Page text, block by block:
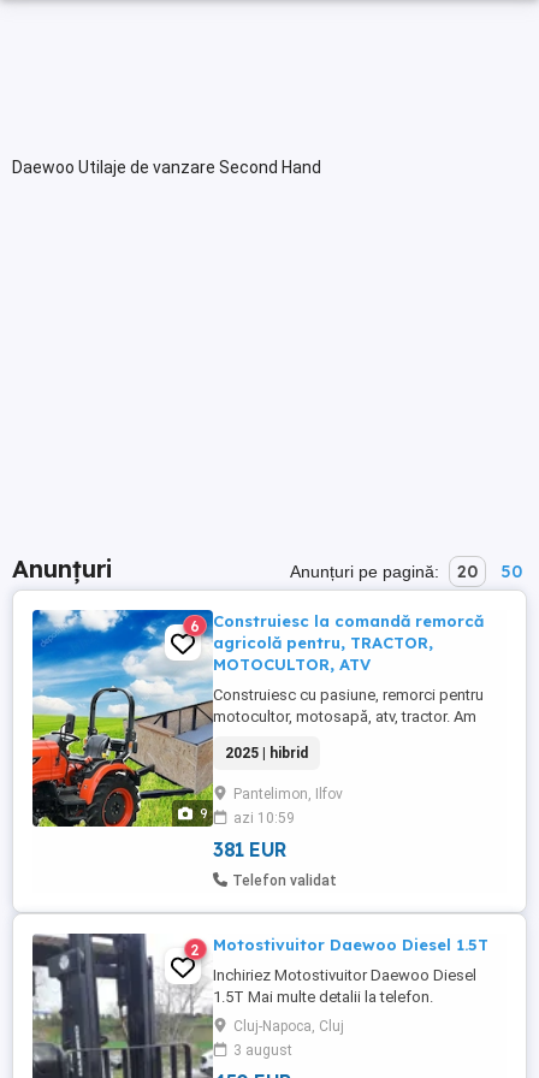
Daewoo Utilaje de vanzare Second Hand
Anunțuri Anunțuri pe pagină: 20 50
9
6
Construiesc la comandă remorcă
agricolă pentru, TRACTOR,
MOTOCULTOR, ATV
Construiesc cu pasiune, remorci pentru
motocultor, motosapă, atv, tractor. Am
clientului. Costuri decente rezultate din
însumarea valorii materialelor și
manopere; fără adaosuri comerciale.
Sporește-ți considerabil mobilitatea! Îți
fac remorcă după nevoia ta ...
2025 | hibrid
Pantelimon, Ilfov
azi 10:59
381 EUR
Telefon validat
2 Motostivuitor Daewoo Diesel 1.5T
Inchiriez Motostivuitor Daewoo Diesel
1.5T Mai multe detalii la telefon.
Cluj-Napoca, Cluj
3 august